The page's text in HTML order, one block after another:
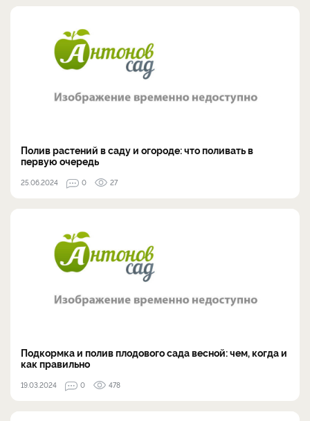
Полив растений в саду и огороде: что поливать в
первую очередь
25.06.2024 0 27
Подкормка и полив плодового сада весной: чем, когда и
как правильно
19.03.2024 0 478